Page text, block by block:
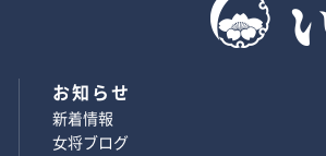
お知らせ
新着情報
女将ブログ